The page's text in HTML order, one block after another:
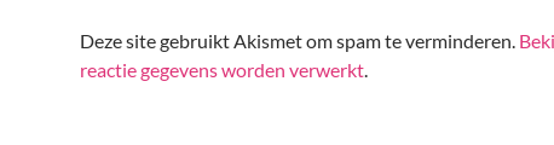
Deze site gebruikt Akismet om spam te verminderen.
reactie gegevens worden verwerkt.